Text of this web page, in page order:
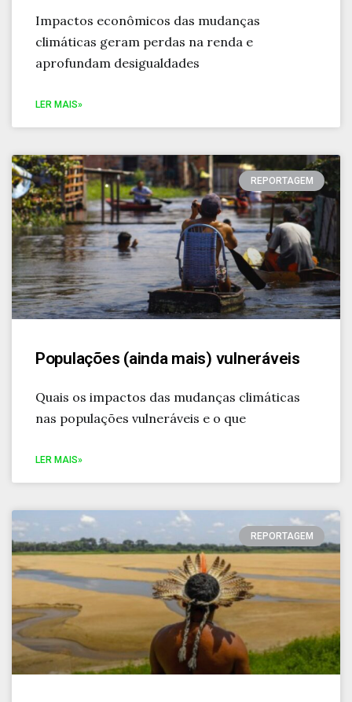
Impactos econômicos das mudanças
climáticas geram perdas na renda e
aprofundam desigualdades
LER MAIS»
REPORTAGEM
Populações (ainda mais) vulneráveis
Quais os impactos das mudanças climáticas
nas populações vulneráveis e o que
LER MAIS»
REPORTAGEM